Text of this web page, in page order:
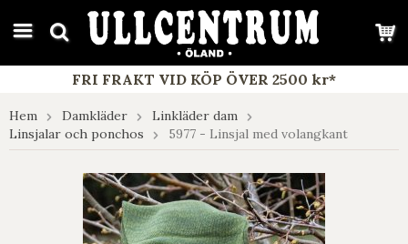
google-site-verification: google7e4b1026db5d9f32.html
FRI FRAKT VID KÖP ÖVER 2500 kr*
Hem Damkläder
Linkläder dam
Linsjalar och ponchos
5977 - Linsjal med volangkant